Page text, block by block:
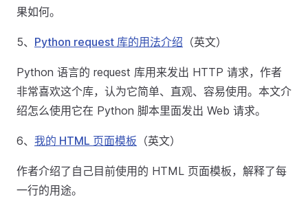
果如何。
5、 Python request 库的用法介绍 （英文）
Python 语言的 request 库用来发出 HTTP 请求，作者
非常喜欢这个库，认为它简单、直观、容易使用。本文介
绍怎么使用它在 Python 脚本里面发出 Web 请求。
6、 我的 HTML 页面模板 （英文）
作者介绍了自己目前使用的 HTML 页面模板，解释了每
一行的用途。